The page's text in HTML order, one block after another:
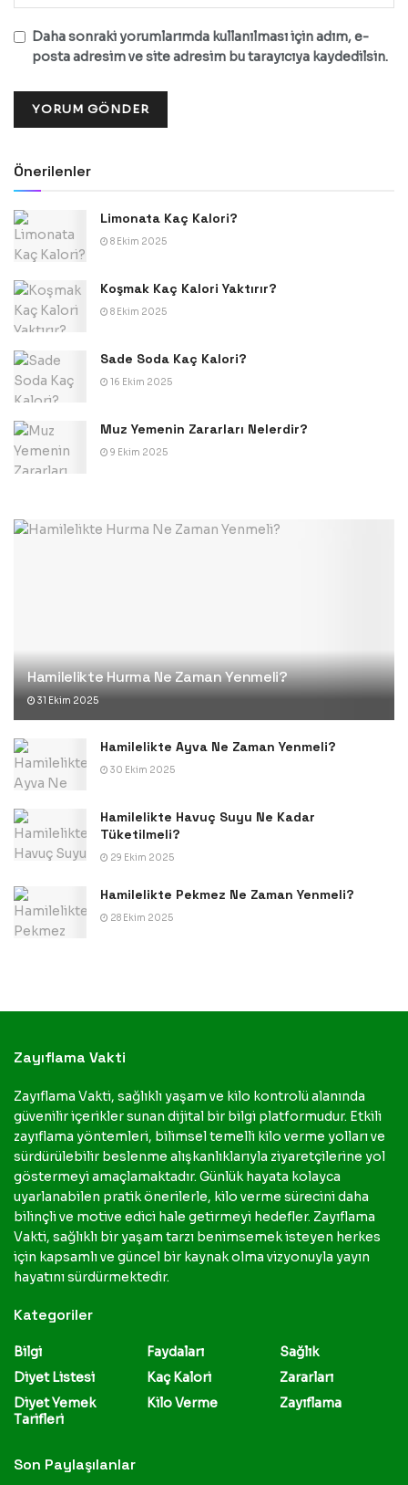
Daha sonraki yorumlarımda kullanılması için adım, e-
posta adresim ve site adresim bu tarayıcıya kaydedilsin.
Önerilenler
Limonata Kaç Kalori?
8 Ekim 2025
Koşmak Kaç Kalori Yaktırır?
8 Ekim 2025
Sade Soda Kaç Kalori?
16 Ekim 2025
Muz Yemenin Zararları Nelerdir?
9 Ekim 2025
Hamilelikte Hurma Ne Zaman Yenmeli?
31 Ekim 2025
Hamilelikte Ayva Ne Zaman Yenmeli?
30 Ekim 2025
Hamilelikte Havuç Suyu Ne Kadar
Tüketilmeli?
29 Ekim 2025
Hamilelikte Pekmez Ne Zaman Yenmeli?
28 Ekim 2025
Zayıflama Vakti
Zayıflama Vakti, sağlıklı yaşam ve kilo kontrolü alanında
güvenilir içerikler sunan dijital bir bilgi platformudur. Etkili
zayıflama yöntemleri, bilimsel temelli kilo verme yolları ve
sürdürülebilir beslenme alışkanlıklarıyla ziyaretçilerine yol
göstermeyi amaçlamaktadır. Günlük hayata kolayca
uyarlanabilen pratik önerilerle, kilo verme sürecini daha
bilinçli ve motive edici hale getirmeyi hedefler. Zayıflama
Vakti, sağlıklı bir yaşam tarzı benimsemek isteyen herkes
için kapsamlı ve güncel bir kaynak olma vizyonuyla yayın
hayatını sürdürmektedir.
Kategoriler
Bilgi
Diyet Listesi
Diyet Yemek
Tarifleri
Faydaları
Kaç Kalori
Kilo Verme
Sağlık
Zararları
Zayıflama
Son Paylaşılanlar